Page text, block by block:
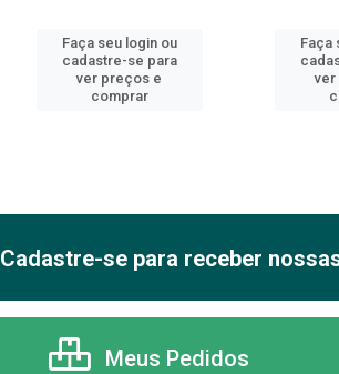
Faça seu login ou
cadastre-se para
ver preços e
comprar
Faça
ver
Cadastre-se para receber
Meus Pedidos